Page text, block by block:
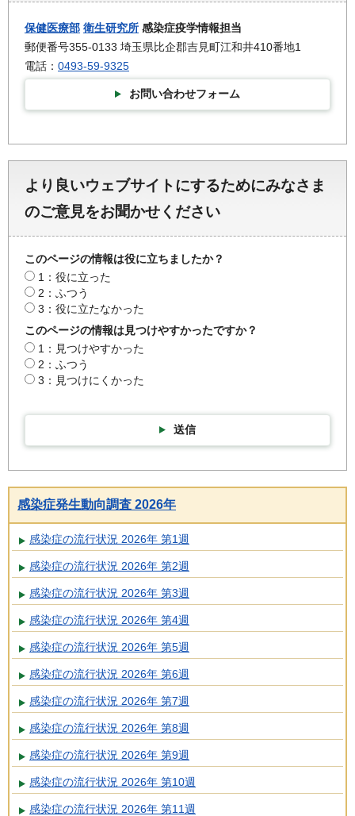
保健医療部 衛生研究所 感染症疫学情報担当
郵便番号355-0133 埼玉県比企郡吉見町江和井410番地1
電話： 0493-59-9325
お問い合わせフォーム
より良いウェブサイトにするためにみなさま
のご意見をお聞かせください
このページの情報は役に立ちましたか？
1：役に立った
2：ふつう
3：役に立たなかった
このページの情報は見つけやすかったですか？
1：見つけやすかった
2：ふつう
3：見つけにくかった
送信
感染症発生動向調査 2026年
感染症の流行状況 2026年 第1週
感染症の流行状況 2026年 第2週
感染症の流行状況 2026年 第3週
感染症の流行状況 2026年 第4週
感染症の流行状況 2026年 第5週
感染症の流行状況 2026年 第6週
感染症の流行状況 2026年 第7週
感染症の流行状況 2026年 第8週
感染症の流行状況 2026年 第9週
感染症の流行状況 2026年 第10週
感染症の流行状況 2026年 第11週